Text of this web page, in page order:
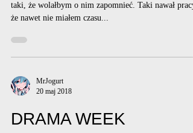
taki, że wolałbym o nim zapomnieć. Taki nawał pracy,
że nawet nie miałem czasu...
MrJogurt
20 maj 2018
DRAMA WEEK